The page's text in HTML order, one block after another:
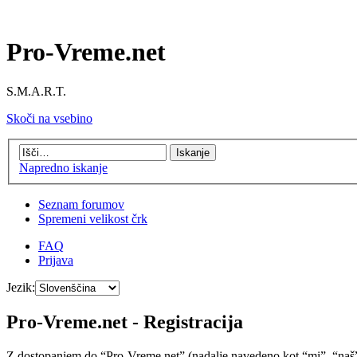
Pro-Vreme.net
S.M.A.R.T.
Skoči na vsebino
Napredno iskanje
Seznam forumov
Spremeni velikost črk
FAQ
Prijava
Jezik:
Pro-Vreme.net - Registracija